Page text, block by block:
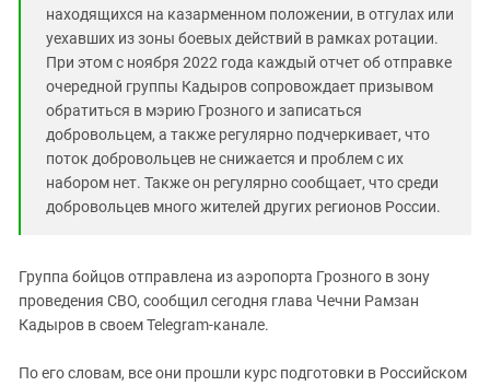
находящихся на казарменном положении, в отгулах или
уехавших из зоны боевых действий в рамках ротации.
При этом с ноября 2022 года каждый отчет об отправке
очередной группы Кадыров сопровождает призывом
обратиться в мэрию Грозного и записаться
добровольцем, а также регулярно подчеркивает, что
поток добровольцев не снижается и проблем с их
набором нет. Также он регулярно сообщает, что среди
добровольцев много жителей других регионов России.
Группа бойцов отправлена из аэропорта Грозного в зону
проведения СВО, сообщил сегодня глава Чечни Рамзан
Кадыров в своем Telegram-канале.
По его словам, все они прошли курс подготовки в Российском